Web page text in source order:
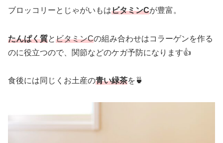
ブロッコリーとじゃがいもはビタミンCが豊富。
たんぱく質とビタミンCの組み合わせはコラーゲンを作る
のに役立つので、関節などのケガ予防になります👍
食後には同じくお土産の青い緑茶を🍵